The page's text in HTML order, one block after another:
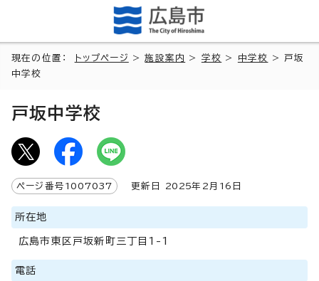
現在の位置： トップページ >施設案内 > 学校 > 中学校
> 戸坂
中学校
戸坂中学校
ページ番号 1007037 更新日 2025年2月 16 日
所在地
広島市東区戸坂新町三丁目1-1
電話